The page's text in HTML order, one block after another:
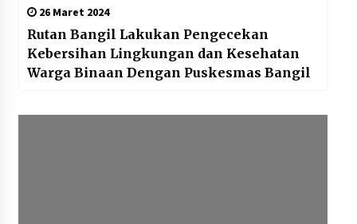
26 Maret 2024
Rutan Bangil Lakukan Pengecekan
Kebersihan Lingkungan dan Kesehatan
Warga Binaan Dengan Puskesmas Bangil